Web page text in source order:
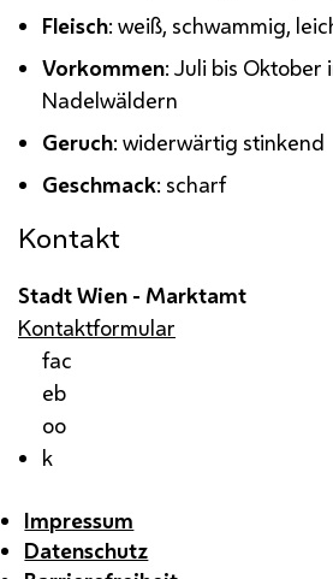
Fleisch: weiß, schwammig,
Vorkommen: Juli bis Oktober
Nadelwäldern
Geruch: widerwärtig stinkend
Geschmack: scharf
Kontakt
Stadt Wien - Marktamt
Kontaktformular
fac
eb
oo
k
Impressum
Datenschutz